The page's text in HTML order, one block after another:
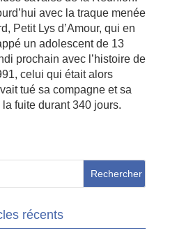
avec la traque menée
Petit Lys d’Amour, qui en
un adolescent de 13
prochain avec l’histoire de
celui qui était alors
tué sa compagne et sa
fuite durant 340 jours.
récents